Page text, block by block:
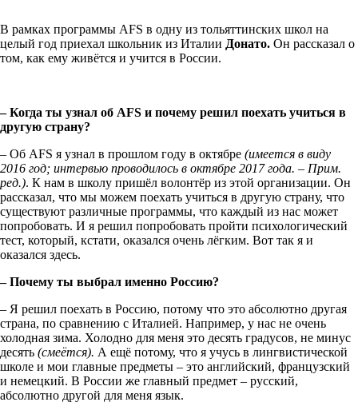
В рамках программы AFS в одну из тольяттинских школ на
целый год приехал школьник из Италии Донато. Он рассказал о
том, как ему живётся и учится в России.
– Когда ты узнал об AFS и почему решил поехать учиться в
другую страну?
– Об AFS я узнал в прошлом году в октябре (имеется в виду
2016 год; интервью проводилось в октябре 2017 года. – Прим.
ред.). К нам в школу пришёл волонтёр из этой организации. Он
рассказал, что мы можем поехать учиться в другую страну, что
существуют различные программы, что каждый из нас может
попробовать. И я решил попробовать пройти психологический
тест, который, кстати, оказался очень лёгким. Вот так я и
оказался здесь.
– Почему ты выбрал именно Россию?
– Я решил поехать в Россию, потому что это абсолютно другая
страна, по сравнению с Италией. Например, у нас не очень
холодная зима. Холодно для меня это десять градусов, не минус
десять (смеётся). А ещё потому, что я учусь в лингвистической
школе и мои главные предметы – это английский, французский
и немецкий. В России же главный предмет – русский,
абсолютно другой для меня язык.